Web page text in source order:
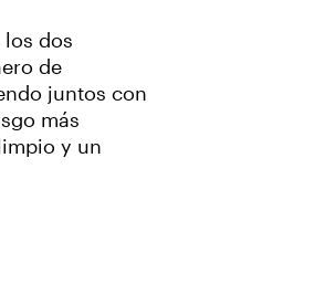
dos
de
juntos con
más
y un